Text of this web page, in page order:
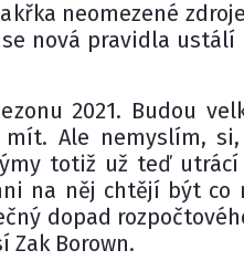
neomezené
nová pravidla
2021. Budou
Ale nemyslím,
totiž už teď
na něj chtějí být co
dopad
Zak Borown.